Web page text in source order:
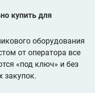
купить для
оборудования
от оператора все
«под ключ» и без
закупок.